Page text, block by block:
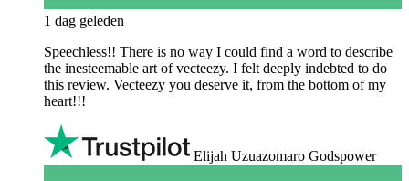
1 dag geleden
Speechless!! There is no way I could find a word to describe
the inesteemable art of vecteezy. I felt deeply indebted to do
this review. Vecteezy you deserve it, from the bottom of my
heart!!!
Elijah Uzuazomaro Godspower